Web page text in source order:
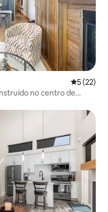
5 de uma
5 (22)
no centro de